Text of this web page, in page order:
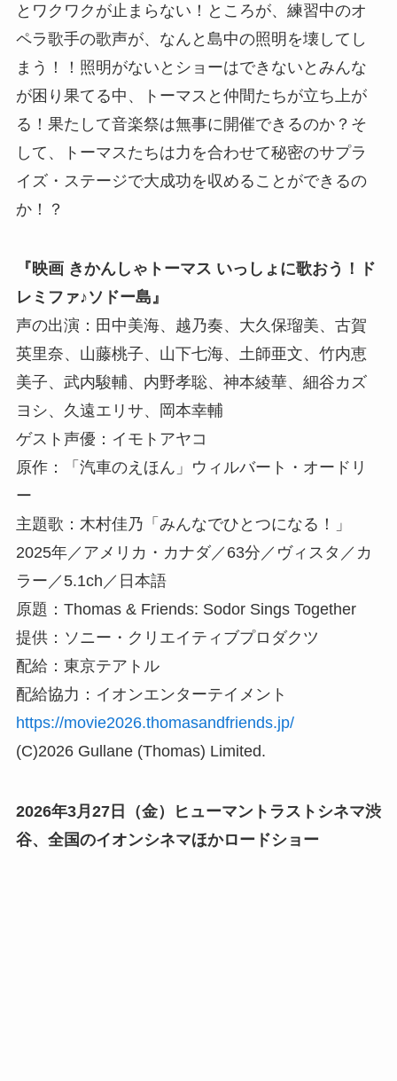
とワクワクが止まらない！ところが、練習中のオ
ペラ歌手の歌声が、なんと島中の照明を壊してし
まう！！照明がないとショーはできないとみんな
が困り果てる中、トーマスと仲間たちが立ち上が
る！果たして音楽祭は無事に開催できるのか？そ
して、トーマスたちは力を合わせて秘密のサプラ
イズ・ステージで大成功を収めることができるの
か！？
『映画 きかんしゃトーマス いっしょに歌おう！ド
レミファ♪ソドー島』
声の出演：田中美海、越乃奏、大久保瑠美、古賀
英里奈、山藤桃子、山下七海、土師亜文、竹内恵
美子、武内駿輔、内野孝聡、神本綾華、細谷カズ
ヨシ、久遠エリサ、岡本幸輔
ゲスト声優：イモトアヤコ
原作：「汽車のえほん」ウィルバート・オードリ
ー
主題歌：木村佳乃「みんなでひとつになる！」
2025年／アメリカ・カナダ／63分／ヴィスタ／カ
ラー／5.1ch／日本語
原題：Thomas & Friends: Sodor Sings Together
提供：ソニー・クリエイティブプロダクツ
配給：東京テアトル
配給協力：イオンエンターテイメント
https://movie2026.thomasandfriends.jp/
(C)2026 Gullane (Thomas) Limited.
2026年3月27日（金）ヒューマントラストシネマ渋
谷、全国のイオンシネマほかロードショー